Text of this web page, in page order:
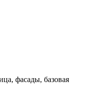
фасады, базовая